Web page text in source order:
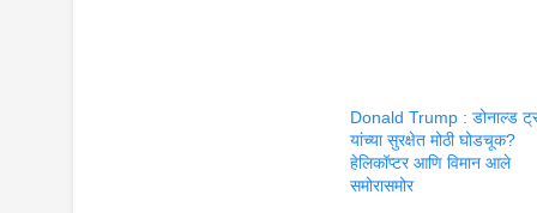
Donald Trump : डोनाल्ड
यांच्या सुरक्षेत मोठी घोडचूक?
हेलिकॉप्टर आणि विमान आले
समोरासमोर